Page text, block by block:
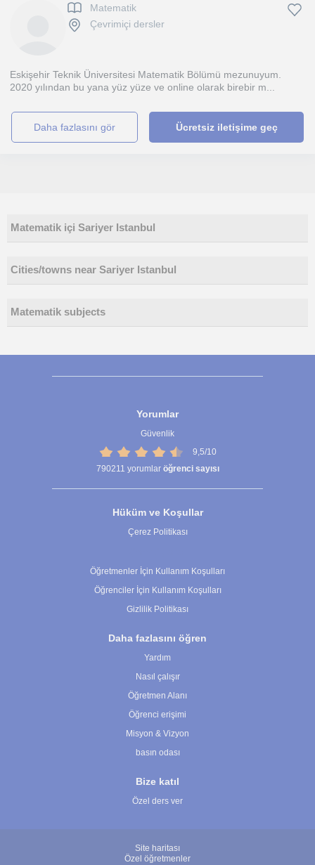
Matematik
Çevrimiçi dersler
Eskişehir Teknik Üniversitesi Matematik Bölümü mezunuyum.
2020 yılından bu yana yüz yüze ve online olarak birebir m...
daha fazlasını gör Ücretsiz iletişime geç
Matematik içi Sariyer Istanbul
Cities/towns near Sariyer Istanbul
Matematik subjects
Yorumlar
Güvenlik
9,5/10
790211 yorumlar öğrenci sayısı
Hüküm ve Koşullar
Çerez Politikası
Öğretmenler İçin Kullanım Koşulları
Öğrenciler İçin Kullanım Koşulları
Gizlilik Politikası
Daha fazlasını öğren
Yardım
Nasıl çalışır
Öğretmen Alanı
Öğrenci erişimi
Misyon & Vizyon
basın odası
Bize katıl
Özel ders ver
Site haritası
Özel öğretmenler